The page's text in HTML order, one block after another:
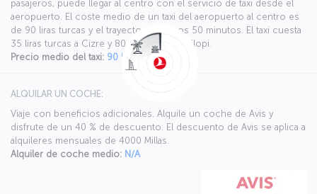
pasajeros, puede llegar al centro con el servicio de taxi desde el
aeropuerto. El coste medio de un taxi del aeropuerto al centro es
de 90 liras turcas y el trayecto dura unos 50 minutos. El taxi cuesta
35 liras turcas a Cizre y 80 liras turcas a Silopi.
Precio medio del taxi: 90 liras turcas
ALQUILAR UN COCHE:
Viaje con beneficios adicionales. Alquile un coche de Avis y
disfrute de un 40 % de descuento. El descuento de Avis se aplica a
alquileres mensuales de 4000 Millas.
Alquiler de coche medio: N/A